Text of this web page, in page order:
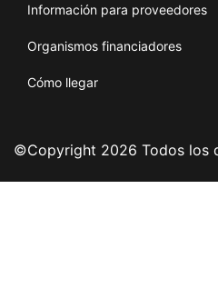
Información para proveedores
Organismos financiadores
Cómo llegar
©Copyright 2026 Todos los